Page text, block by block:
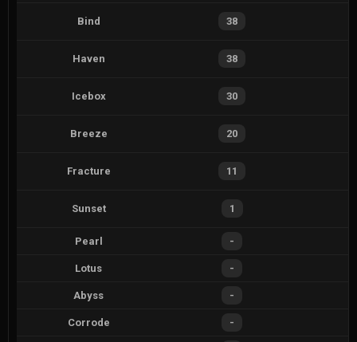
Bind 38
Haven 38
Icebox 30
Breeze 20
Fracture 11
Sunset 1
Pearl -
Lotus -
Abyss -
Corrode -